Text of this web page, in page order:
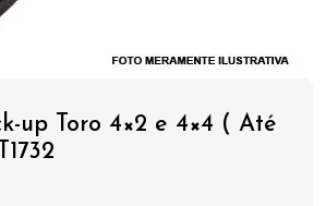
up Toro 4×2 e 4×4 ( Até